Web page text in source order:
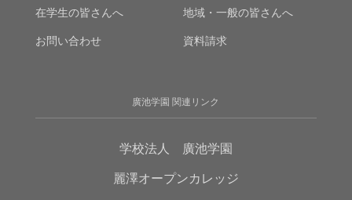
在学生の皆さんへ 地域・一般の皆さんへ
お問い合わせ 資料請求
廣池学園 関連リンク
学校法人 廣池学園
麗澤オープンカレッジ